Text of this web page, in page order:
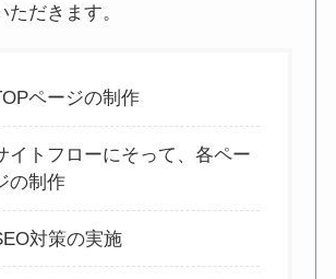
ただきます。
ページの制作
イトフローにそって、各ペー
の制作
対策の実施